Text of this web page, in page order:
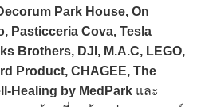
Park House, On
Pasticceria Cova, Tesla
Brothers, DJI, M.A.C, LEGO,
Product, CHAGEE, The
Healing by MedPark และ